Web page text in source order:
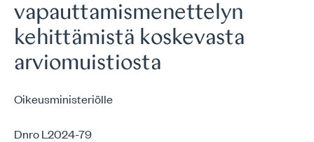
vapauttamismenettelyn
kehittämistä koskevasta
arviomuistiosta
Oikeusministeriölle
Dnro L2024-79